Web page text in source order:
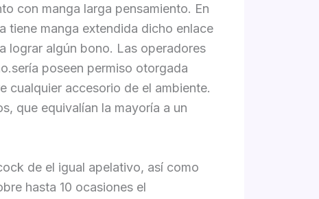
con manga larga pensamiento. En
tiene manga extendida dicho enlace
lograr algún bono. Las operadores
poseen permiso otorgada
cualquier accesorio de el ambiente.
que equivalían la mayorí­a a un
de el igual apelativo, así­ como
hasta 10 ocasiones el